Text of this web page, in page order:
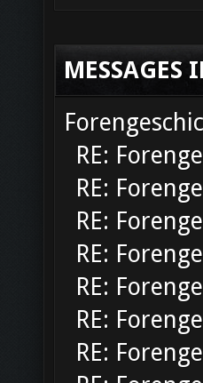
MESSAGES
RE:
RE:
RE:
RE:
RE:
RE:
RE: